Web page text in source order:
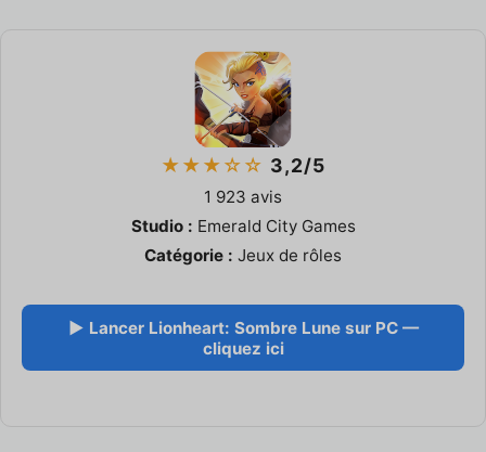
★★★☆☆ 3,2/5
1 923 avis
Studio : Emerald City Games
Catégorie : Jeux de rôles
▶ Lancer Lionheart: Sombre Lune sur PC —
cliquez ici